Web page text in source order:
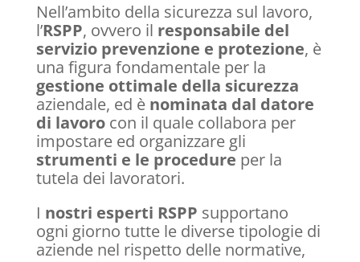
Nell’ambito della sicurezza sul lavoro,
l’RSPP, ovvero il responsabile del
servizio prevenzione e protezione, è
una figura fondamentale per la
gestione ottimale della sicurezza
aziendale, ed è nominata dal datore
di lavorocon il quale collabora per
impostare ed organizzare gli
strumenti e le procedure per la
tutela dei lavoratori.
I nostri esperti RSPP supportano
ogni giorno tutte le diverse tipologie di
aziende nel rispetto delle normative,